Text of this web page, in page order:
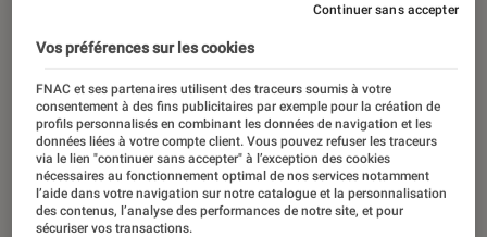
Vos préférences sur les cookies
FNAC et ses partenaires utilisent des traceurs soumis à votre
consentement à des fins publicitaires par exemple pour la création de
profils personnalisés en combinant les données de navigation et les
données liées à votre compte client. Vous pouvez refuser les traceurs
via le lien "continuer sans accepter" à l’exception des cookies
nécessaires au fonctionnement optimal de nos services notamment
l’aide dans votre navigation sur notre catalogue et la personnalisation
des contenus, l’analyse des performances de notre site, et pour
sécuriser vos transactions.
Continuer sans accepter